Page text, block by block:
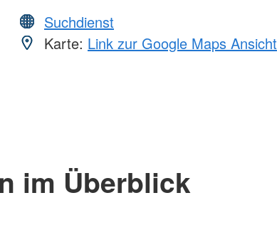
Suchdienst
Karte: Link zur Google Maps Ansicht
im Überblick